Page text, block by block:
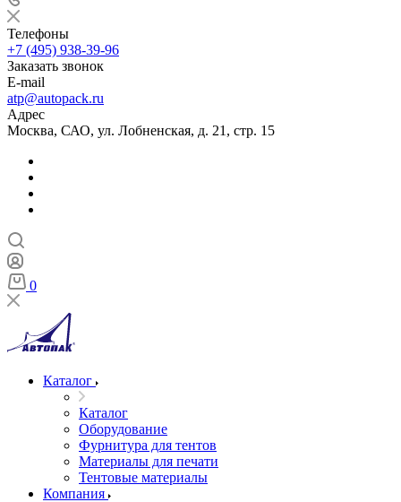
Телефоны
+7 (495) 938-39-96
Заказать звонок
E-mail
atp@autopack.ru
Адрес
Москва, САО, ул. Лобненская, д. 21, стр. 15
0
Каталог
Каталог
Оборудование
Фурнитура для тентов
Материалы для печати
Тентовые материалы
Компания